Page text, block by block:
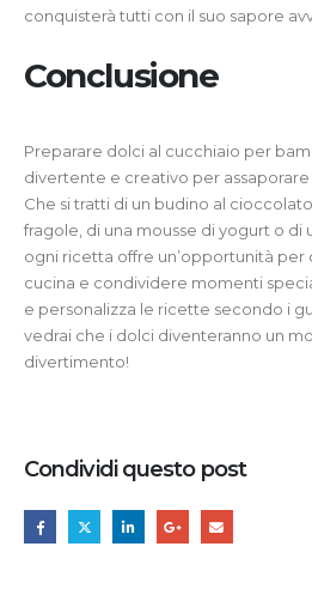
conquisterà tutti con il suo sapore
Conclusione
Preparare dolci al cucchiaio per
divertente e creativo per assaporare
Che si tratti di un budino al
fragole, di una mousse di yogurt o di
ogni ricetta offre un’opportunità per
cucina e condividere momenti
e personalizza le ricette secondo i
vedrai che i dolci diventeranno un
divertimento!
Condividi questo post